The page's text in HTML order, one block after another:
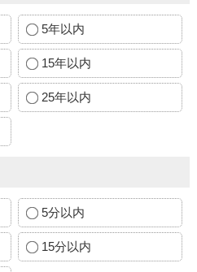
5年以内
15年以内
25年以内
5分以内
15分以内